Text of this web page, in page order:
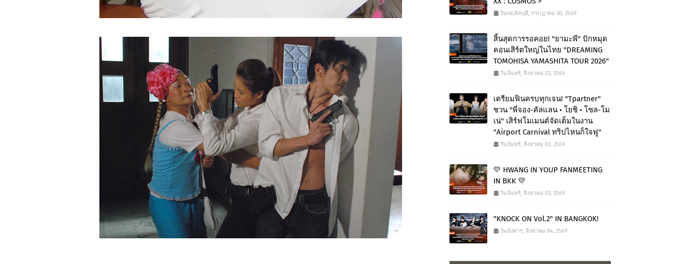
วันพฤหัสบดี, กรกฎาคม 30, 2569
สิ้นสุดการรอคอย! "ยามะพี" ปักหมุด
คอนเสิร์ตใหญ่ในไทย "DREAMING
TOMOHISA YAMASHITA TOUR 2026"
วันจันทร์, สิงหาคม 03, 2569
เตรียมฟินครบทุกเจน! "Tpartner"
ชวน "พี่จอง-คัลแลน • โยชิ • โซล-โม
เน่" เสิร์ฟโมเมนต์จัดเต็มในงาน
"Airport Carnival ทริปไหนก็ใจฟู"
วันจันทร์, สิงหาคม 03, 2569
💛 HWANG IN YOUP FANMEETING
IN BKK 💛
วันจันทร์, สิงหาคม 03, 2569
"KNOCK ON Vol.2" IN BANGKOK!
วันอังคาร, สิงหาคม 04, 2569